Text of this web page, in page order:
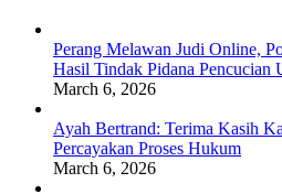
Perang Melawan Judi Online,
Hasil Tindak Pidana Pencucian
March 6, 2026
Ayah Bertrand: Terima Kasih
Percayakan Proses Hukum
March 6, 2026